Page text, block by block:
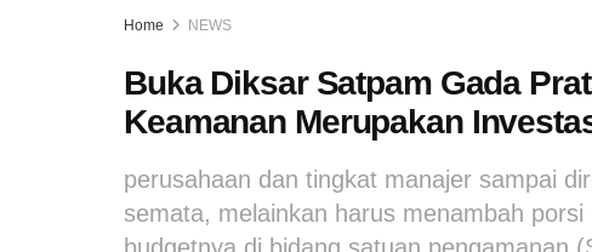
Home NEWS
Buka Diksar Satpam Gada
Keamanan Merupakan
perusahaan dan tingkat manajer sampai
semata, melainkan harus menambah
budgetnya di bidang satuan pengamanan